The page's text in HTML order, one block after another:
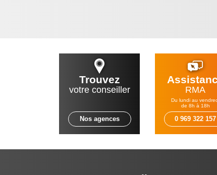
Trouvez
votre conseiller
Nos agences
RMA
Du lundi au
de 8h à 18h
0 969 322 157